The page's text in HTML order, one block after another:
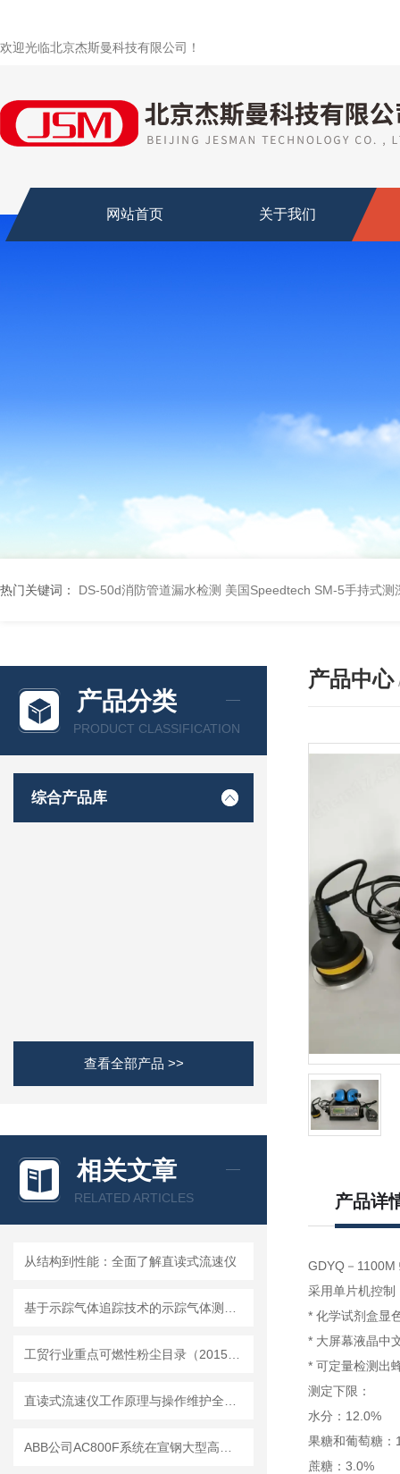
欢迎光临北京杰斯曼科技有限公司！
网站首页 关于我们
热门关键词： DS-50d消防管道漏水检测 美国Speedtech SM-5手持式测
产品分类
PRODUCT CLASSIFICATION
综合产品库
查看全部产品 >>
相关文章
RELATED ARTICLES
从结构到性能：全面了解直读式流速仪
产品中心
产品详
GDYQ－1100M
采用单片机控制
* 化学试剂盒显
* 大屏幕液晶中
* 可定量检测出
测定下限：
水分：12.0%
果糖和葡萄糖：
蔗糖：3.0%